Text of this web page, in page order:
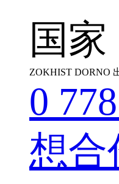
国
ZOKHIST DORNO
0
想合